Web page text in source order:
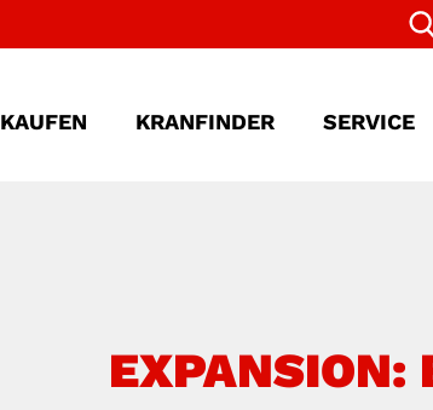
KAUFEN KRANFINDER SERVICE
EXPANSION: